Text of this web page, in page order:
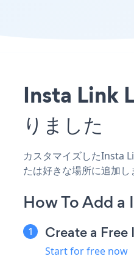
Insta Link
りました
カスタマイズしたInsta
たは好きな場所に追加し
How To Add
Create a
Start for free now